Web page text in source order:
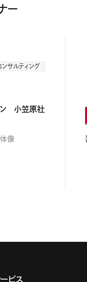
ー
サルティング
小笠原社
像
ビス